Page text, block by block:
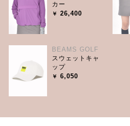
カー
26,400
BEAMS GOLF
スウェットキャ
ップ
6,050